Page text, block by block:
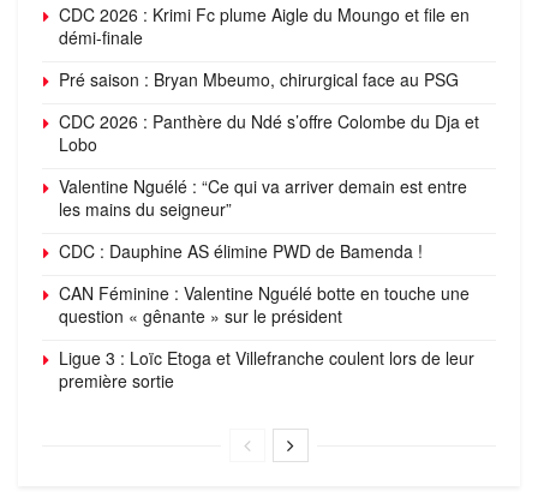
CDC 2026 : Krimi Fc plume Aigle du Moungo et file en
démi-finale
Pré saison : Bryan Mbeumo, chirurgical face au PSG
CDC 2026 : Panthère du Ndé s’offre Colombe du Dja et
Lobo
Valentine Nguélé : “Ce qui va arriver demain est entre
les mains du seigneur”
CDC : Dauphine AS élimine PWD de Bamenda !
CAN Féminine : Valentine Nguélé botte en touche une
question « gênante » sur le président
Ligue 3 : Loïc Etoga et Villefranche coulent lors de leur
première sortie